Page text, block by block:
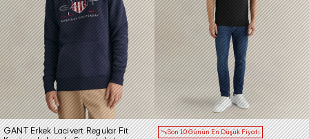
GANT Erkek Lacivert Regular Fit
Son 10 Günün En Düşük Fiyatı